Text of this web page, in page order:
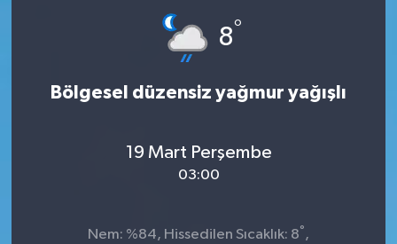
8°
Bölgesel düzensiz yağmur yağışlı
19 Mart Perşembe
03:00
Nem: %84, Hissedilen Sıcaklık: 8°,